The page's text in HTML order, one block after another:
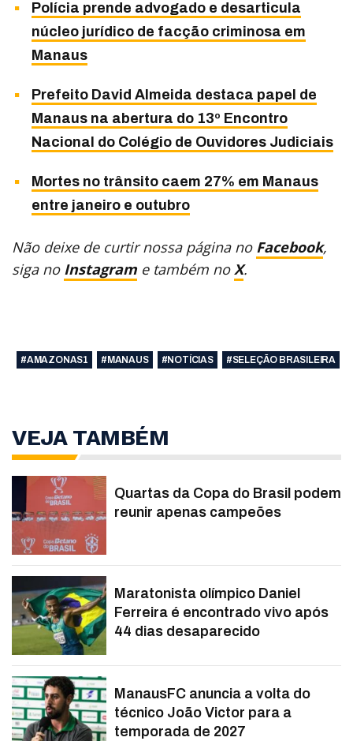
Polícia prende advogado e desarticula
núcleo jurídico de facção criminosa em
Manaus
Prefeito David Almeida destaca papel de
Manaus na abertura do 13º Encontro
Nacional do Colégio de Ouvidores Judiciais
Mortes no trânsito caem 27% em Manaus
entre janeiro e outubro
Não deixe de curtir nossa página no Facebook,
siga no Instagram e também noX.
#AMAZONAS1 #MANAUS #NOTÍCIAS #SELEÇÃO BRASILEIRA
VEJA TAMBÉM
Quartas da Copa do Brasil podem
reunir apenas campeões
Maratonista olímpico Daniel
Ferreira é encontrado vivo após
44 dias desaparecido
ManausFC anuncia a volta do
técnico João Victor para a
temporada de 2027